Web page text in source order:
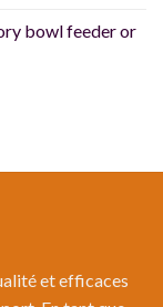
bowl feeder or
et efficaces